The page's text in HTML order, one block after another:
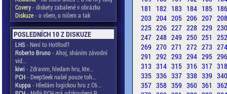
Covery- diskety zabalené v obrázku
Diskuze- o všem, o ničem a tak
POSLEDNÍCH 10 Z DISKUZE
LHS- Není to HotRod?
Roberto Bruno- Ahoj, sháním závodní
vid...
kiwi - Zdravim, hledam hru, kte...
PCH- DeepSeek našel pouze toh...
Kuppa - Hledám logickou hru z C6...
181
182 183 184 185
203 204 205 206 207
225 226 227 228 229
247 248 249 250 251
269 270 271 272 273
291 292 293 294 295
313 314 315 316 317
335 336 337 338 339
357 358 359 360 361